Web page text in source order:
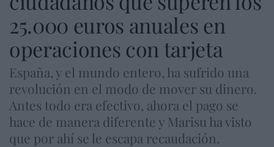
25.000 euros anuales en
operaciones con tarjeta
España, y el mundo entero, ha sufrido una
revolución en el modo de mover su dinero.
Antes todo era efectivo, ahora el pago se
hace de manera diferente y Marisu ha visto
que por ahí se le escapa recaudación.